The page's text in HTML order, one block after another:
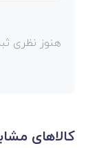
هنوز نظری
کالاهای